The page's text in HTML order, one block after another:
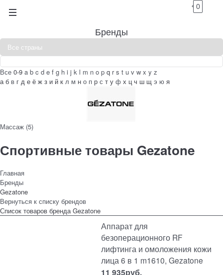
0
Бренды
Все 0-9 a b c d e f g h i j k l m n o p q rs t u v w x y z
а б в г д е ё ж з и й к л м н о п р с т у ф х ц ч ш щ э ю я
Массаж (5)
Спортивные товары Gezatone
Главная
Бренды
Gezatone
Вернуться к списку брендов
Список товаров бренда Gezatone
Аппарат для
безоперационного RF
лифтинга и омоложения кожи
лица 6 в 1 m1610, Gezatone
11 935руб.